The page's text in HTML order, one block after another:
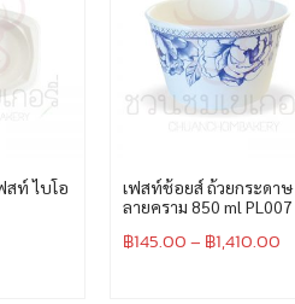
สท์ ไบโอ
เฟสท์ช้อยส์ ถ้วยกระดาษ
ลายคราม 850 ml PL007
฿145.00– ฿1,410.00